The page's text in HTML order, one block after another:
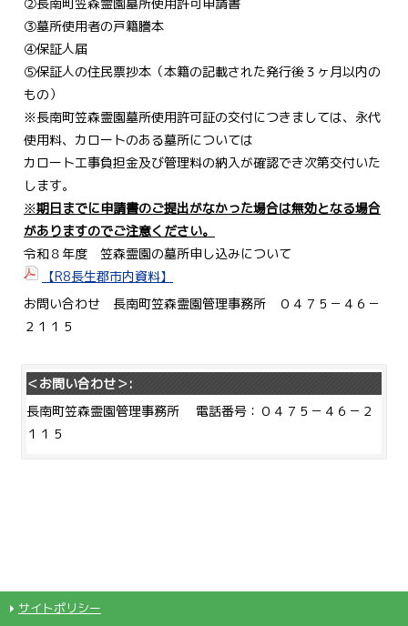
③墓所使用者の戸籍謄本
④保証人届
⑤保証人の住民票抄本（本籍の記載された発行後３ヶ月以内の
もの）
※長南町笠森霊園墓所使用許可証の交付につきましては、永代
使用料、カロートのある墓所については
カロート工事負担金及び管理料の納入が確認でき次第交付いた
します。
※期日までに申請書のご提出がなかった場合は無効となる場合
がありますのでご注意ください。
令和８年度 笠森霊園の墓所申し込みについて
【R8長生郡市内資料】
お問い合わせ 長南町笠森霊園管理事務所 ０４７５－４６－
２１１５
＜お問い合わせ＞:
長南町笠森霊園管理事務所 電話番号：０４７５－４６－２
１１５
サイトポリシー